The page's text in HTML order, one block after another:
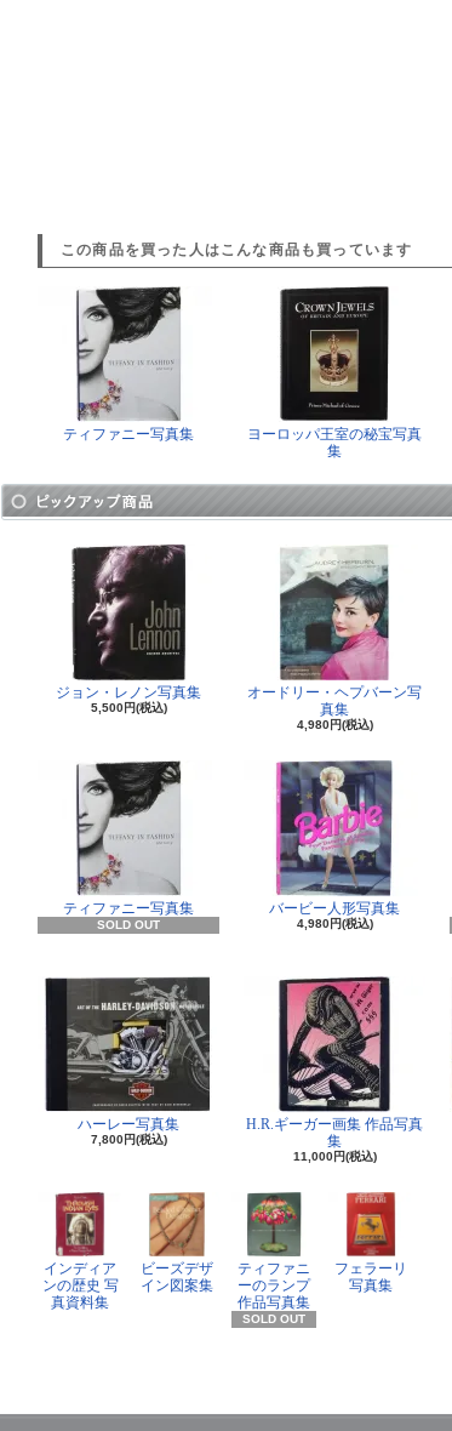
この商品を買った人はこんな商品も買っています
ティファニー写真集
ヨーロッパ王室の秘宝写真
集
ジョン・レノン写真集
5,500円(税込)
オードリー・ヘプバーン写
真集
4,980円(税込)
ティファニー写真集
SOLD OUT
バービー人形写真集
4,980円(税込)
ハーレー写真集
7,800円(税込)
H.R.ギーガー画集 作品写真
集
11,000円(税込)
インディア
ンの歴史 写
真資料集
ビーズデザ
イン図案集
ティファニ
ーのランプ
作品写真集
SOLD OUT
フェラーリ
写真集